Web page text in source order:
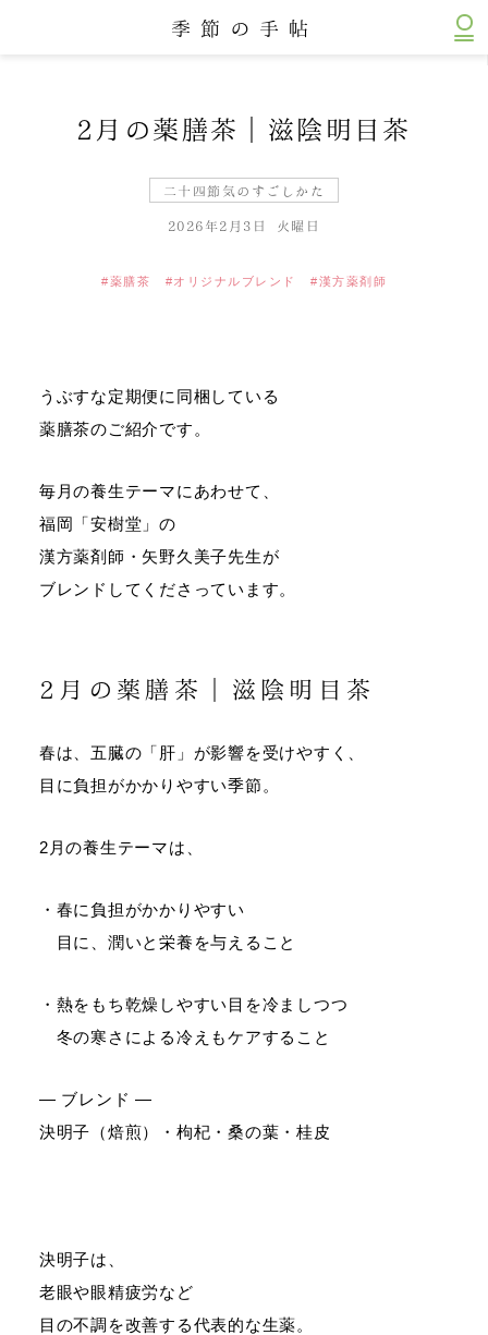
うぶすな 薬膳と九州 四季のごはん
季節の手帖
2月の薬膳茶｜滋陰明目茶
二十四節気のすごしかた
2026年2月3日 火曜日
薬膳茶 オリジナルブレンド 漢方薬剤師
うぶすな定期便に同梱している
薬膳茶のご紹介です。
毎月の養生テーマにあわせて、
福岡「安樹堂」の
漢方薬剤師・矢野久美子先生が
ブレンドしてくださっています。
2月の薬膳茶｜滋陰明目茶
春は、五臓の「肝」が影響を受けやすく、
目に負担がかかりやすい季節。
2月の養生テーマは、
・春に負担がかかりやすい
目に、潤いと栄養を与えること
・熱をもち乾燥しやすい目を冷ましつつ
冬の寒さによる冷えもケアすること
— ブレンド —
決明子（焙煎）・枸杞・桑の葉・桂皮
決明子は、
老眼や眼精疲労など
目の不調を改善する代表的な生薬。